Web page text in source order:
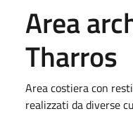
Area
Tharros
Area costiera con
realizzati da diverse